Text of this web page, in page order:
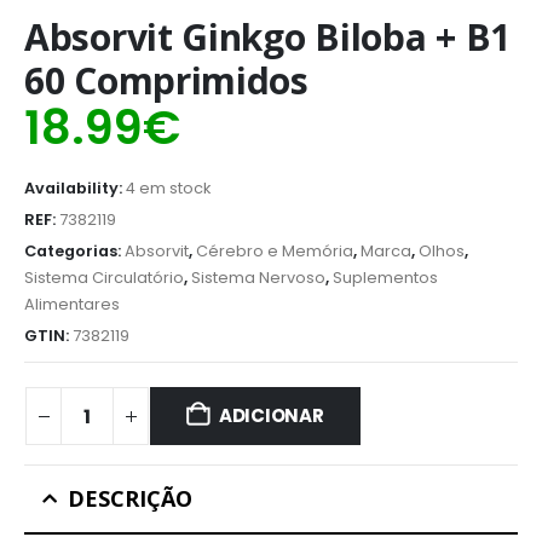
Absorvit Ginkgo Biloba + B1
60 Comprimidos
18.99€
Availability:4 em stock
REF: 7382119
Categorias:Absorvit, Cérebro e Memória,Marca, Olhos,
Sistema Circulatório, Sistema Nervoso, Suplementos
Alimentares
GTIN: 7382119
ADICIONAR
DESCRIÇÃO